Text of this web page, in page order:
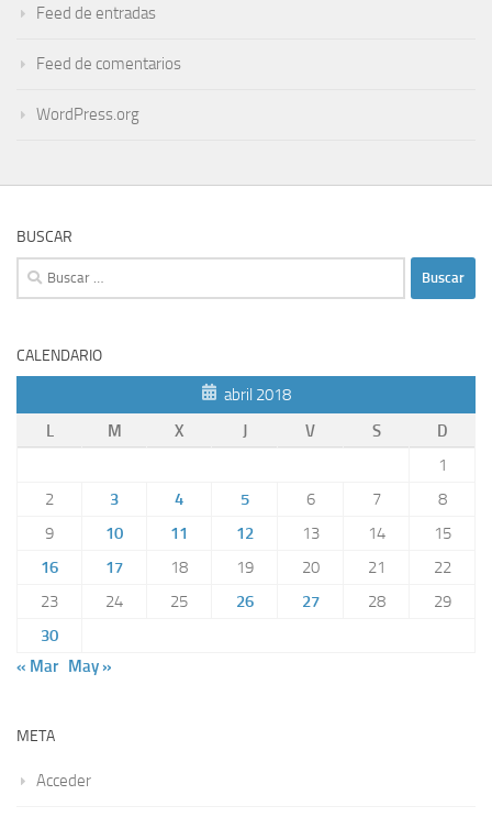
Feed de entradas
Feed de comentarios
WordPress.org
BUSCAR
Buscar:
CALENDARIO
abril 2018
L
M X J V S
D
1
2
3 4 5 6 7
8
9
10 11 12 13 14
15
16
17 18 19 20 21
22
23
24 25 26 27 28
29
30
« Mar May »
META
Acceder